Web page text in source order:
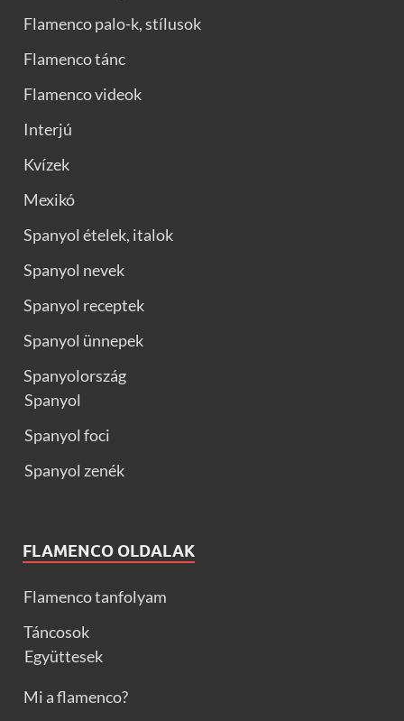
Flamenco palo-k, stílusok
Flamenco tánc
Flamenco videok
Interjú
Kvízek
Mexikó
Spanyol ételek, italok
Spanyol nevek
Spanyol receptek
Spanyol ünnepek
Spanyolország
Spanyol
Spanyol foci
Spanyol zenék
FLAMENCO OLDALAK
Flamenco tanfolyam
Táncosok
Együttesek
Mi a flamenco?